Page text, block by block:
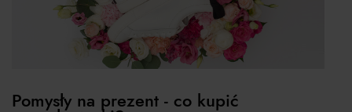
Pomysły na prezent - co kupić